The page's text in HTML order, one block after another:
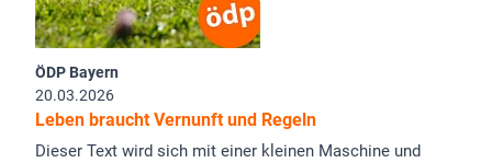
ÖDP Bayern
20.03.2026
Leben braucht Vernunft und Regeln
Dieser Text wird sich mit einer kleinen Maschine und